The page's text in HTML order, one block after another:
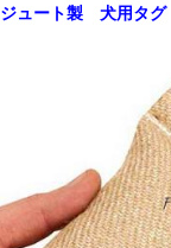
ジュート製 犬用タグ